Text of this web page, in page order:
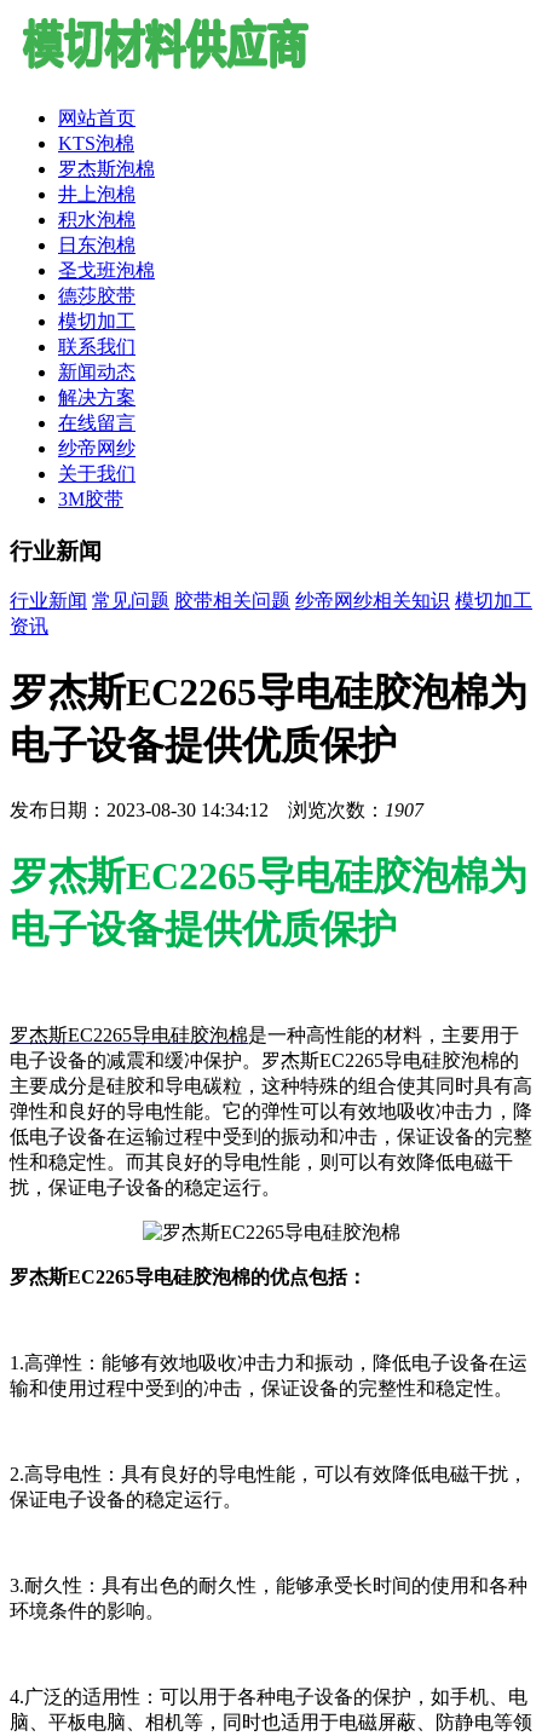
网站首页
KTS泡棉
罗杰斯泡棉
井上泡棉
积水泡棉
日东泡棉
圣戈班泡棉
德莎胶带
模切加工
联系我们
新闻动态
解决方案
在线留言
纱帝网纱
关于我们
3M胶带
行业新闻
行业新闻 常见问题 胶带相关问题 纱帝网纱相关知识 模切加工
资讯
罗杰斯EC2265导电硅胶泡棉为
电子设备提供优质保护
发布日期：2023-08-30 14:34:12 浏览次数： 1907
罗杰斯EC2265导电硅胶泡棉为
电子设备提供优质保护
罗杰斯EC2265导电硅胶泡棉是一种高性能的材料，主要用于
电子设备的减震和缓冲保护。罗杰斯EC2265导电硅胶泡棉的
主要成分是硅胶和导电碳粒，这种特殊的组合使其同时具有高
弹性和良好的导电性能。它的弹性可以有效地吸收冲击力，降
低电子设备在运输过程中受到的振动和冲击，保证设备的完整
性和稳定性。而其良好的导电性能，则可以有效降低电磁干
扰，保证电子设备的稳定运行。
罗杰斯EC2265导电硅胶泡棉的优点包括：
1.高弹性：能够有效地吸收冲击力和振动，降低电子设备在运
输和使用过程中受到的冲击，保证设备的完整性和稳定性。
2.高导电性：具有良好的导电性能，可以有效降低电磁干扰，
保证电子设备的稳定运行。
3.耐久性：具有出色的耐久性，能够承受长时间的使用和各种
环境条件的影响。
4.广泛的适用性：可以用于各种电子设备的保护，如手机、电
脑、平板电脑、相机等，同时也适用于电磁屏蔽、防静电等领